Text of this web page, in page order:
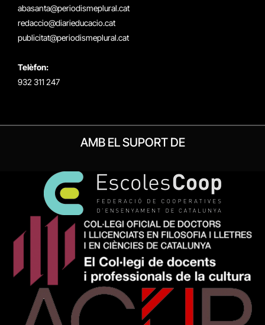
abasanta@periodismeplural.cat
redaccio@diarieducacio.cat
publicitat@periodismeplural.cat
Telèfon:
932 311 247
AMB EL SUPORT DE